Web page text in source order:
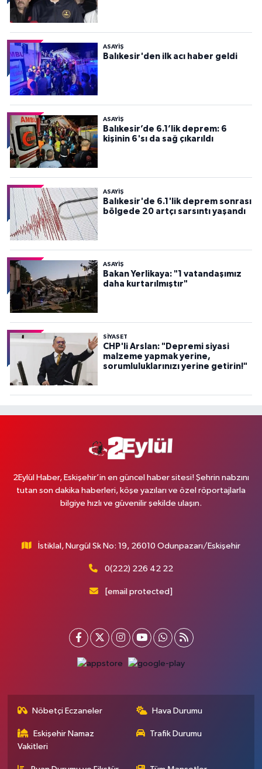
ASAYİŞ
Balıkesir'den ilk acı haber geldi
ASAYİŞ
Balıkesir’de 6.1’lik deprem: 6
kişinin 6'sı da sağ çıkarıldı
ASAYİŞ
Balıkesir'de 6.1'lik deprem sonrası
bölgede 20 artçı sarsıntı yaşandı
ASAYİŞ
Bakan Yerlikaya: "1 vatandaşımız
daha kurtarılmıştır"
SİYASET
CHP'li Arslan: "Depremi siyasi
malzeme yapmak yerine,
sorumluluklarınızı yerine getirin!"
2Eylül Haber, Eskişehir’in en güncel haber sitesi! Şehrin nabzını
tutan son dakika haberleri, köşe yazıları ve özel röportajlarla
bilgiye hızlı ve güvenilir şekilde ulaşın.
İstiklal, Nurgül Sk No: 19, 26010 Odunpazarı/Eskişehir
0(222) 226 42 22
[email protected]
Nöbetçi Eczaneler Hava Durumu
Eskişehir Namaz
Vakitleri
Trafik Durumu